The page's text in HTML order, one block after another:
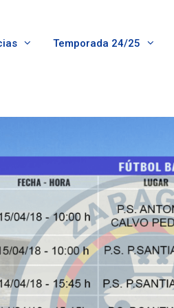
Temporada 24/25